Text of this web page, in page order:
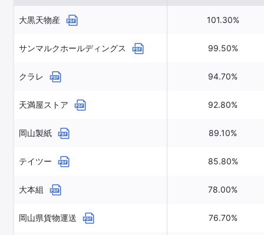
大黒天物産 101.30%
サンマルクホールディングス 99.50%
クラレ 94.70%
天満屋ストア 92.80%
岡山製紙 89.10%
テイツー 85.80%
大本組 78.00%
岡山県貨物運送 76.70%